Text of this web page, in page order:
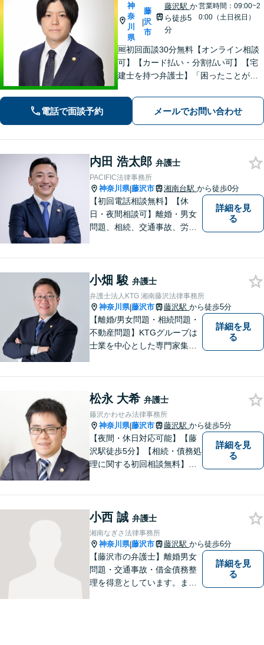
神
奈
川
県
|
藤
沢
市
藤沢駅 か
ら徒歩5
分
営業時間：09:00~2
0:00（土日祝日）
🆓初回面談30分無料【オンライン相談
可】【カード払い・分割払い可】【宅
建士を持つ弁護士】「困ったことがあ
いただけるような、ワンストップサー
ビスを提供しています。お気軽にご相
談ください。
電話で面談予約 メールでお問い合わせ
内田 浩太郎 弁護士
PACIFIC法律事務所
神奈川県|藤沢市 湘南台駅 から徒歩0分
【初回電話相談無料】【休
日・夜間相談可】離婚・男女
問題、相続、交通事故、労働
談者様の想いや立場を丁寧に
くみ取り、最善の解決を目指
して参ります。【湘南台駅0
分】
詳細を見
る
小畑 駿 弁護士
弁護士法人KTG 湘南藤沢法律事務所
神奈川県|藤沢市 藤沢駅 から徒歩5分
【離婚/男女問題・相続問題・
不動産問題】KTGグループは
士業を中心とした専門家集団
トップサービスを提供してい
ます。【WEB相談可】【カー
ド払い・分割払い可】
詳細を見
る
松永 大希 弁護士
藤沢かわせみ法律事務所
神奈川県|藤沢市 藤沢駅 から徒歩5分
【夜間・休日対応可能】【藤
沢駅徒歩5分】【相続・債務処
理に関する初回相談無料】お
詳細を見
る
小西 誠 弁護士
湘南なぎさ法律事務所
神奈川県|藤沢市 藤沢駅 から徒歩6分
【藤沢市の弁護士】離婚男女
問題・交通事故・借金債務整
理を得意としています。ま
詳細を見
る